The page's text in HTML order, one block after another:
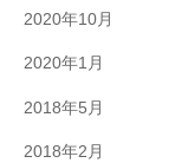
2020年10月
2020年1月
2018年5月
2018年2月